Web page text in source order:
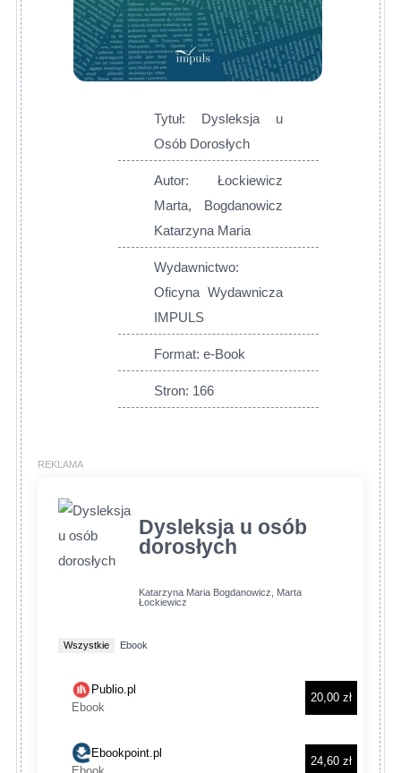
Tytuł: Dysleksja u
Osób Dorosłych
Autor: Łockiewicz
Marta, Bogdanowicz
Katarzyna Maria
Wydawnictwo:
Oficyna Wydawnicza
IMPULS
Format: e-Book
Stron: 166